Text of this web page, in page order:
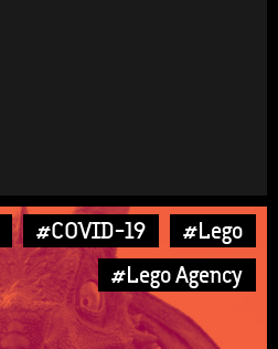
#COVID-19
#Lego
#Lego Agency